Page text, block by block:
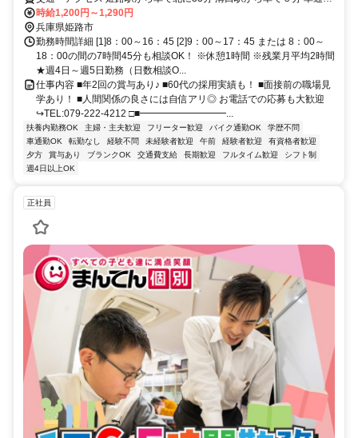
OK！（駐車場有）
時給1,200円～1,290円
兵庫県姫路市
勤務時間詳細 [1]8：00～16：45 [2]9：00～17：45 または 8：00～
18：00の間の7時間45分も相談OK！ ※休憩1時間 ※残業月平均2時間
★週4日～週5日勤務（日数相談O...
仕事内容 ■年2回の賞与あり♪ ■60代の採用実績も！ ■面接前の職場見
学あり！ ■人間関係の良さには自信アリ◎ お電話での応募も大歓迎
↪TEL:079-222-4212 □■━━━━━━━━━...
扶養内勤務OK 主婦・主夫歓迎 フリーター歓迎 バイク通勤OK
学歴不問
車通勤OK
転勤なし 経験不問 未経験者歓迎 午前 経験者歓迎
有資格者歓迎
夕方
賞与あり ブランクOK 交通費支給 長期歓迎 フルタイム歓迎
シフト制
週4日以上OK
正社員